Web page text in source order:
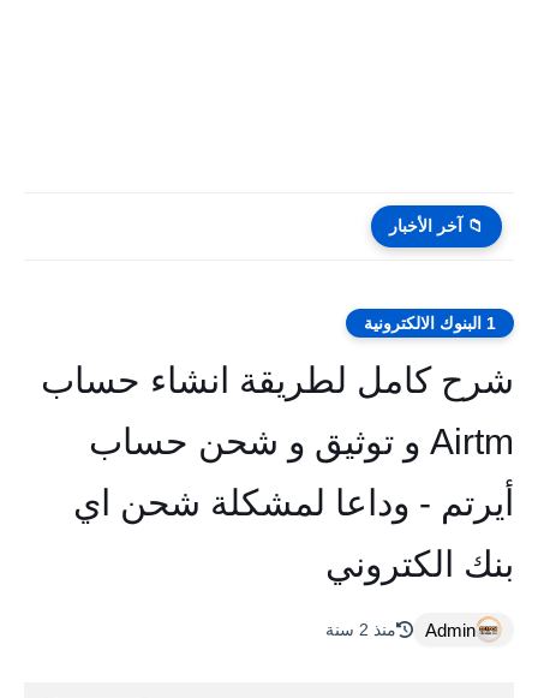
📁 آخر الأخبار
1 البنوك الالكترونية
شرح كامل لطريقة انشاء حساب
Airtm و توثيق و شحن حساب
أيرتم - وداعا لمشكلة شحن اي
بنك الكتروني
Admin منذ 2 سنة